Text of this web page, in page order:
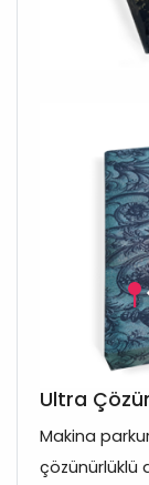
Ultra
Makina
çözünürlüklü